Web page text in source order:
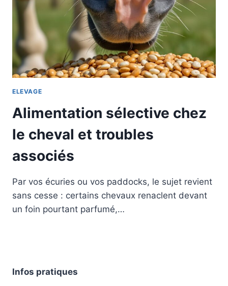
ELEVAGE
Alimentation sélective chez
le cheval et troubles
associés
Par vos écuries ou vos paddocks, le sujet revient
sans cesse : certains chevaux renaclent devant
un foin pourtant parfumé,…
Infos pratiques